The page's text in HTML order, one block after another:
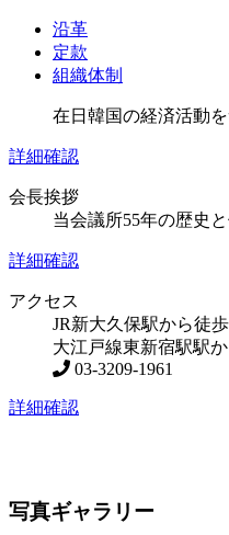
沿革
定款
組織体制
在日韓国の経済活動
詳細確認
会長挨拶
当会議所55年の歴史
詳細確認
アクセス
JR新大久保駅から徒
大江戸線東新宿駅駅
03-3209-1961
詳細確認
写真ギャラリー